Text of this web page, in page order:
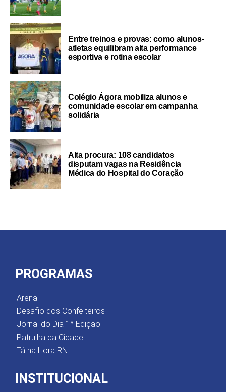
Entre treinos e provas: como alunos-
atletas equilibram alta performance
esportiva e rotina escolar
Colégio Ágora mobiliza alunos e
comunidade escolar em campanha
solidária
Alta procura: 108 candidatos
disputam vagas na Residência
Médica do Hospital do Coração
PROGRAMAS
Arena
Desafio dos Confeiteiros
Jornal do Dia 1ª Edição
Patrulha da Cidade
Tá na Hora RN
INSTITUCIONAL